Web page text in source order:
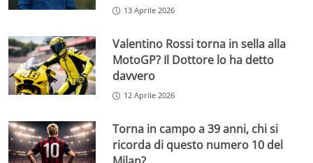
13 Aprile 2026
Valentino Rossi torna in sella alla
MotoGP? Il Dottore lo ha detto
davvero
12 Aprile 2026
Torna in campo a 39 anni, chi si
ricorda di questo numero 10 del